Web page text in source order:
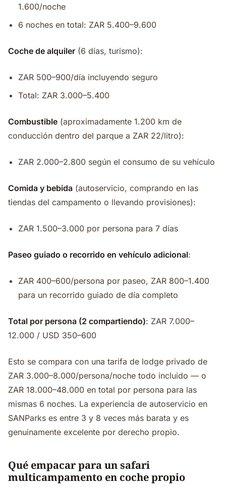
1.600/noche
6 noches en total: ZAR 5.400–9.600
Coche de alquiler (6 días, turismo):
ZAR 500–900/día incluyendo seguro
Total: ZAR 3.000–5.400
Combustible (aproximadamente 1.200 km de
conducción dentro del parque a ZAR 22/litro):
ZAR 2.000–2.800 según el consumo de su vehículo
Comida y bebida (autoservicio, comprando en las
tiendas del campamento o llevando provisiones):
ZAR 1.500–3.000 por persona para 7 días
Paseo guiado o recorrido en vehículo adicional:
ZAR 400–600/persona por paseo, ZAR 800–1.400
para un recorrido guiado de día completo
Total por persona (2 compartiendo): ZAR 7.000–
12.000 / USD 350–600
Esto se compara con una tarifa de lodge privado de
ZAR 3.000–8.000/persona/noche todo incluido — o
ZAR 18.000–48.000 en total por persona para las
mismas 6 noches. La experiencia de autoservicio en
SANParks es entre 3 y 8 veces más barata y es
genuinamente excelente por derecho propio.
Qué empacar para un safari
multicampamento en coche propio